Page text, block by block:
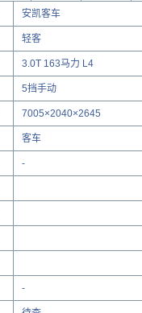
安凯客车
轻客
3.0T 163马力 L4
5挡手动
7005×2040×2645
客车
-
-